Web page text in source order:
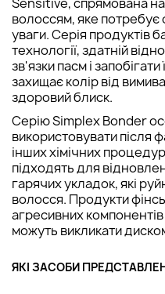
волоссям, яке
уваги. Серія продуктів
технології, здатній
зв'язки пасм і
захищає колір від
здоровий блиск.
Серію Simplex Bonder
використовувати після
інших хімічних
підходять для
гарячих укладок, які
волосся. Продукти
агресивних компонентів
можуть викликати
ЯКІ ЗАСОБИ ПРЕДСТАВЛЕНІ